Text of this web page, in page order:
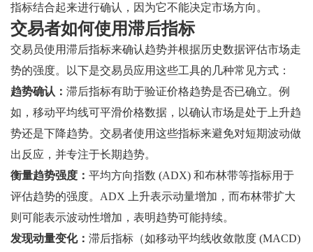
指标结合起来进行确认，因为它不能决定市场方向。
交易者如何使用滞后指标
交易员使用滞后指标来确认趋势并根据历史数据评估市场走
势的强度。以下是交易员应用这些工具的几种常见方式：
趋势确认： 滞后指标有助于验证价格趋势是否已确立。例
如，移动平均线可平滑价格数据，以确认市场是处于上升趋
势还是下降趋势。交易者使用这些指标来避免对短期波动做
出反应，并专注于长期趋势。
衡量趋势强度： 平均方向指数 (ADX) 和布林带等指标用于
评估趋势的强度。ADX 上升表示动量增加，而布林带扩大
则可能表示波动性增加，表明趋势可能持续。
发现动量变化： 滞后指标（如移动平均线收敛散度 (MACD)